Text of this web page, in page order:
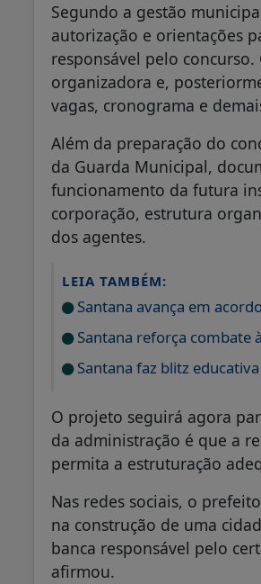
Segundo a gestão
autorização e orientações
responsável pelo
organizadora e,
vagas, cronograma e
Além da preparação do
da Guarda Municipal,
funcionamento da futura
corporação, estrutura
dos agentes.
LEIA TAMBÉM:
Santana avança em
Santana reforça combate
Santana faz blitz
O projeto seguirá agora
da administração é que a
permita a estruturação
Nas redes sociais, o
na construção de uma
banca responsável pelo
afirmou.